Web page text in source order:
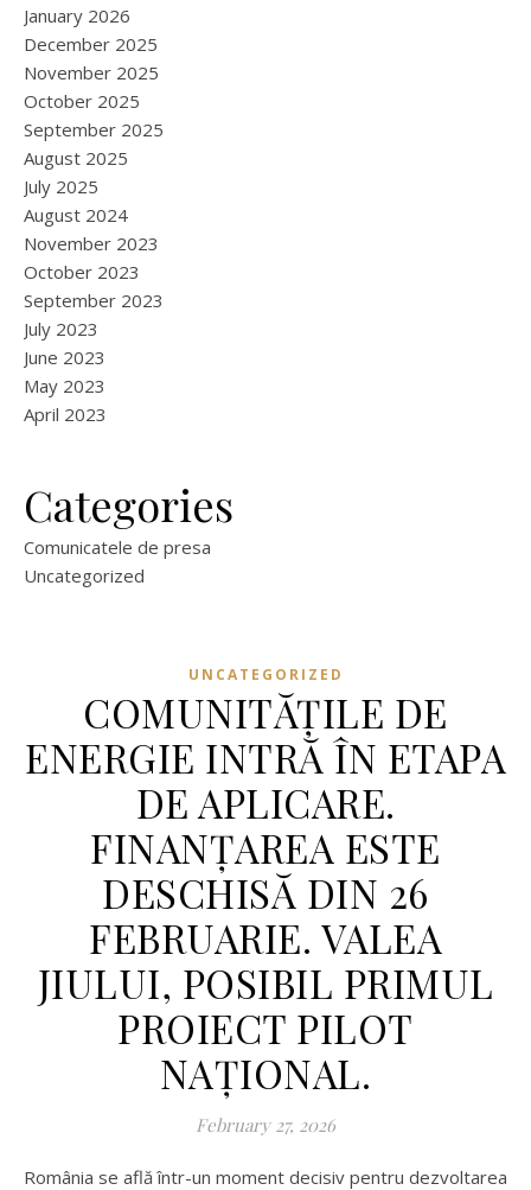
January 2026
December 2025
November 2025
October 2025
September 2025
August 2025
July 2025
August 2024
November 2023
October 2023
September 2023
July 2023
June 2023
May 2023
April 2023
Categories
Comunicatele de presa
Uncategorized
UNCATEGORIZED
COMUNITĂȚILE DE
ENERGIE INTRĂ ÎN ETAPA
DE APLICARE.
FINANȚAREA ESTE
DESCHISĂ DIN 26
FEBRUARIE. VALEA
JIULUI, POSIBIL PRIMUL
PROIECT PILOT
NAȚIONAL.
February 27, 2026
România se află într-un moment decisiv pentru dezvoltarea